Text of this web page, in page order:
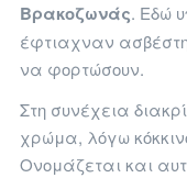
Βρακοζωνάς. Εδώ
έφτιαχναν
να φορτώσουν.
Στη συνέχεια
χρώμα, λόγω
Ονομάζεται και